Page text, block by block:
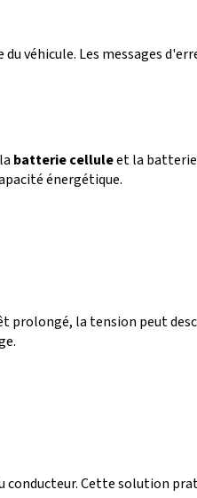
véhicule. Les messages
batterie celluleet la batterie
énergétique.
la tension peut
conducteur. Cette solution